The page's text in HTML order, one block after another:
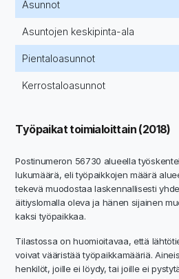
Asunnot
Asuntojen keskipinta-ala
Pientaloasunnot
Kerrostaloasunnot
Työpaikat toimialoittain (2018)
Postinumeron 56730 alueella
lukumäärä, eli työpaikkojen määrä
tekevä muodostaa laskennallisesti
äitiyslomalla oleva ja hänen sijainen
kaksi työpaikkaa.
Tilastossa on huomioitavaa, että
voivat vääristää työpaikkamääriä.
henkilöt, joille ei löydy, tai joille ei